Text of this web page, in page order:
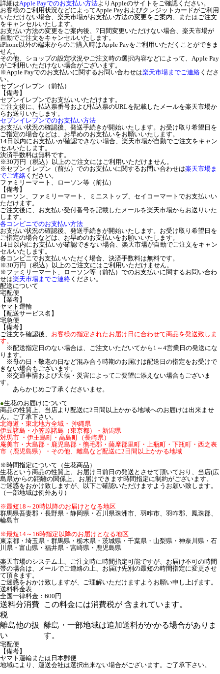
詳細はApple Payでのお支払い方法よりAppleのサイトをご確認ください。
お客様のご利用状況などによってApple Payおよびクレジットカードがご利用
いただけない場合、楽天市場がお支払い方法の変更をご案内、またはご注文
をキャンセルいたします。
お支払い方法の変更をご案内後、7日間変更いただけない場合、楽天市場が
自動でご注文をキャンセルいたします。
iPhone以外の端末からのご購入時はApple Payをご利用いただくことができま
せん。
その他、ショップの設定状況やご注文時の選択内容などによって、Apple Pay
がご利用いただけない場合がございます。
※Apple Payでのお支払いに関するお問い合わせは楽天市場までご連絡 くださ
い。
セブンイレブン（前払）
【備考】
セブンイレブンでお支払いいただけます。
ご注文後に、払込票番号および払込票のURLを記載したメールを楽天市場か
らお送りいたします。
セブンイレブンでのお支払い方法
お支払い状況の確認後、発送手続きが開始いたします。お受け取り希望日を
ご指定の場合などは、お早めのお支払いをお願いいたします。
14日以内にお支払いが確認できない場合、楽天市場が自動でご注文をキャン
セルいたします。
決済手数料は無料です。
※30万円（税込）以上のご注文にはご利用いただけません。
※セブンイレブン（前払）でのお支払いに関するお問い合わせは楽天市場ま
でご連絡 ください。
ファミリーマート、ローソン等（前払）
【備考】
ローソン、ファミリーマート、ミニストップ、セイコーマートでお支払いい
ただけます。
ご注文後に、お支払い受付番号を記載したメールを楽天市場からお送りいた
します。
各コンビニでのお支払い方法
お支払い状況の確認後、発送手続きが開始いたします。お受け取り希望日を
ご指定の場合などは、お早めのお支払いをお願いいたします。
14日以内にお支払いが確認できない場合、楽天市場が自動でご注文をキャン
セルいたします。
各コンビニでお支払いいただく場合、決済手数料は無料です。
※30万円（税込）以上のご注文にはご利用いただけません。
※ファミリーマート、ローソン等（前払）でのお支払いに関するお問い合わ
せは楽天市場までご連絡 ください。
配送について
宅配便
【業者】
ヤマト運輸
【配送サービス名】
宅急便
【備考】
ご注文を確認後、 お客様の指定されたお届け日に合わせて商品を発送致しま
す。
※配送指定日のない場合は、ご注文いただいてから1～4営業日の発送にな
ります。
※母の日・敬老の日など混み合う時期のお届けは配送日の指定をお受けで
きない場合もございます。
※交通事情および天候・災害によってご要望に添えない場合もございま
す。
あらかじめご了承くださいませ。
●生花のお届けについて
商品の性質上、当店より配送に2日間以上かかる地域へのお届けは出来ませ
ん。ご了承下さい。
北海道・東北地方全域・ 沖縄県
伊豆諸島・小笠原諸島（東京都）・新潟県
対馬市 ・伊王島町・高島町（長崎県）
庵美市・大島郡・鹿児島郡・熊毛郡・薩摩郡里町・上瓶町・下瓶町・西之表
市（鹿児島県）・その他、離島など配送に2日間以上かかる地域
※時間指定について（生花商品）
生花という商品の性質上、お届け日前日の発送とさせて頂いており、当店(広
島県)からの距離の関係上、お届けできます時間指定に制約がございます。
ご迷惑をおかけ致しますが、以下ご確認いただけますようお願い致します。
（一部地域は例外あり）
※最短18～20時以降のお届けとなる地区
群馬県吾妻郡・長野県・静岡県・石川県珠洲市、羽咋市、羽咋郡、鳳珠郡、
輪島市
※最短14～16時指定以降のお届けとなる地区
東京都・埼玉県・群馬県・栃木県・茨城県・千葉県・山梨県・神奈川県・石
川県・富山県・福井県・宮崎県・鹿児島県
楽天市場のシステム上、ご注文時に時間指定可能ですが、お届け不可の時間
帯の場合は、メールでご連絡の上、お届け先別の最短の時間指定に変更させ
て頂きます。
ご迷惑をおかけ致しますが、ご理解いただけますようお願い申し上げます。
送料料金表
全国一律料金：600円
送料分消費
税
この料金には消費税が 含まれています。
離島他の扱
い
離島・一部地域は追加送料がかかる場合がありま
す。
宅配便
【備考】
ヤマト運輸または日本郵便
地域により、運送会社は選択出来ない場合がございます。ご了承下さい。